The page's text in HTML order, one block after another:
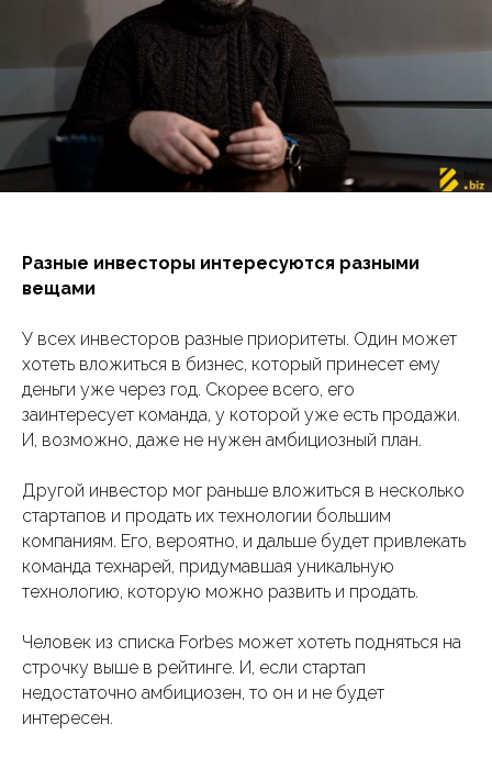
Разные инвесторы интересуются разными
вещами
У всех инвесторов разные приоритеты. Один может
хотеть вложиться в бизнес, который принесет ему
деньги уже через год. Скорее всего, его
заинтересует команда, у которой уже есть продажи.
И, возможно, даже не нужен амбициозный план.
Другой инвестор мог раньше вложиться в несколько
стартапов и продать их технологии большим
компаниям. Его, вероятно, и дальше будет привлекать
команда технарей, придумавшая уникальную
технологию, которую можно развить и продать.
Человек из списка Forbes может хотеть подняться на
строчку выше в рейтинге. И, если стартап
недостаточно амбициозен, то он и не будет
интересен.